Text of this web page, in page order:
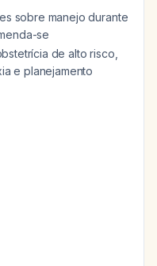
sobre manejo durante
se
de alto risco,
e planejamento